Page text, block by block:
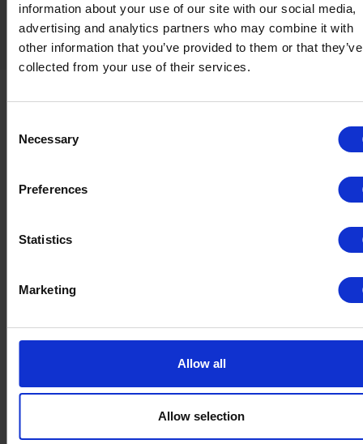
information about your use of our site with our social media,
advertising and analytics partners who may combine it with
other information that you’ve provided to them or that they’ve
collected from your use of their services.
Selection
Necessary
Preferences
Statistics
Marketing
Allow all
Allow selection